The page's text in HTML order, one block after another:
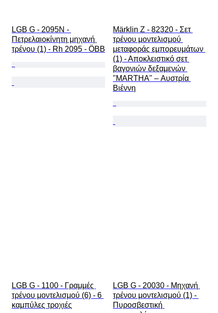
LGB G - 2095N -
Πετρελαιοκίνητη μηχανή
τρένου (1) - Rh 2095 - ÖBB
Märklin Z - 82320 - Σετ
τρένου μοντελισμού
μεταφοράς εμπορευμάτων
(1) - Αποκλειστικό σετ
βαγονιών δεξαμενών
"MARTHA" – Αυστρία
Βιέννη
LGB G - 1100 - Γραμμές
τρένου μοντελισμού (6) - 6
καμπύλες τροχιές
LGB G - 20030 - Μηχανή
τρένου μοντελισμού (1) -
Πυροσβεστική